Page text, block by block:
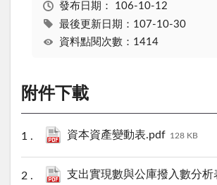
發布日期： 106-10-12
最後更新日期：107-10-30
資料點閱次數：1414
附件下載
資本資產變動表.pdf 128 KB
支出實現數與公庫撥入數分析